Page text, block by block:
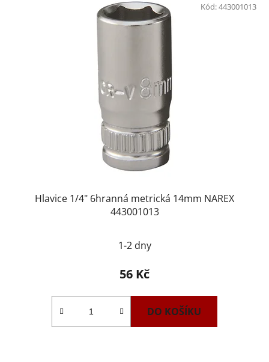
Hlavice 1/4" 6hranná metrická 14mm NAREX
443001013
1-2 dny
56 Kč
DO KOŠÍKU
Kód:443001013